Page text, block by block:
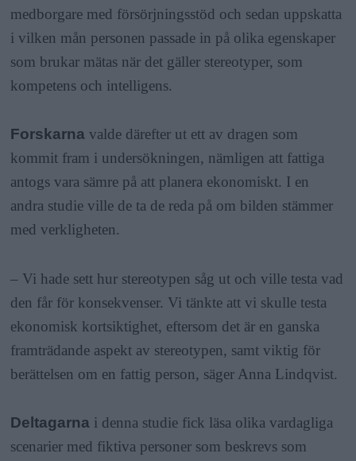
medborgare med försörjningsstöd och sedan uppskatta
i vilken mån personen passade in på olika egenskaper
som brukar mätas när det gäller stereotyper, som
kompetens och intelligens.
Forskarna valde därefter ut ett av dragen som
kommit fram i undersökningen, nämligen att fattiga
antogs vara sämre på att planera ekonomiskt. I en
andra studie ville de ta de reda på om bilden stämmer
med verkligheten.
– Vi hade sett hur stereotypen såg ut och ville testa vad
den får för konsekvenser. Vi tänkte att vi skulle testa
ekonomisk kortsiktighet, eftersom det är en ganska
framträdande aspekt av stereotypen, samt viktig för
berättelsen om en fattig person, säger Anna Lindqvist.
Deltagarna i denna studie fick läsa olika vardagliga
scenarier med fiktiva personer som beskrevs som